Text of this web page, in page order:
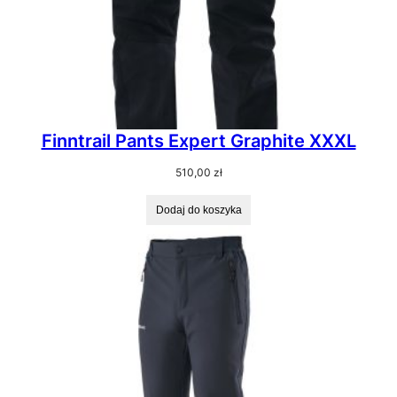
Finntrail Pants Expert Graphite XXXL
510,00 zł
Dodaj do koszyka